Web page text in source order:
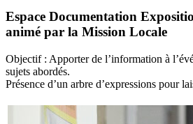
Espace Documentation
animé par la Mission Locale
Objectif : Apporter de l’information à
sujets abordés.
Présence d’un arbre d’expressions pour